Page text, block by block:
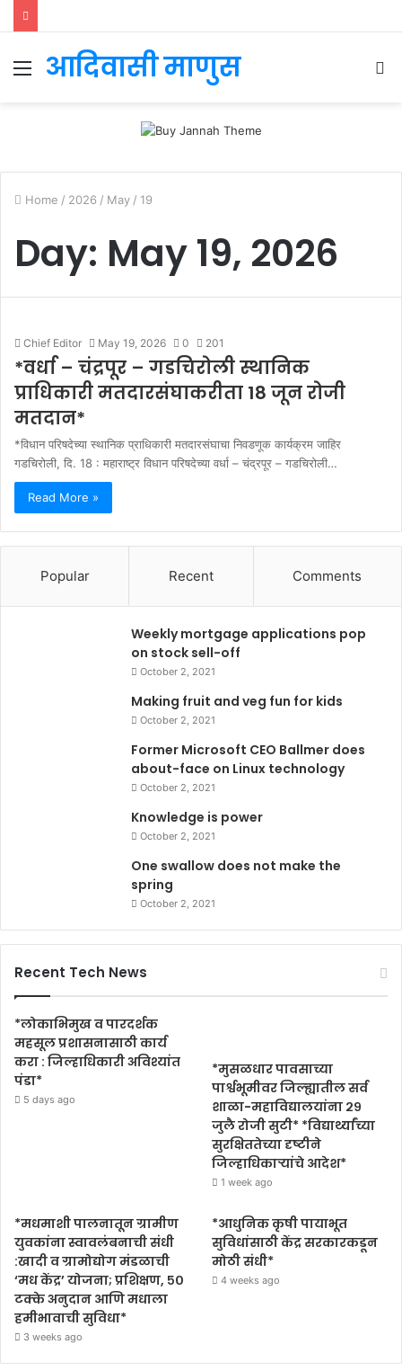
Menuआदिवासी माणुस
Home / 2026 / May / 19
Day: May 19, 2026
Chief Editor May 19, 2026 0 201
*वर्धा – चंद्रपूर – गडचिरोली स्थानिक
प्राधिकारी मतदारसंघाकरीता 18 जून रोजी
मतदान*
*विधान परिषदेच्या स्थानिक प्राधिकारी मतदारसंघाचा निवडणूक कार्यक्रम जाहिर
गडचिरोली, दि. 18 : महाराष्ट्र विधान परिषदेच्या वर्धा – चंद्रपूर – गडचिरोली…
Read More »
Popular Recent Comments
Weekly mortgage applications pop
on stock sell-off
October 2, 2021
Making fruit and veg fun for kids
October 2, 2021
Former Microsoft CEO Ballmer does
about-face on Linux technology
October 2, 2021
Knowledge is power
October 2, 2021
One swallow does not make the
spring
October 2, 2021
Recent Tech News
*लोकाभिमुख व पारदर्शक
महसूल प्रशासनासाठी कार्य
करा : जिल्हाधिकारी अविश्यांत
पंडा*
5 days ago
*मुसळधार पावसाच्या
पार्श्वभूमीवर जिल्ह्यातील सर्व
शाळा-महाविद्यालयांना २९
जुलै रोजी सुटी* *विद्यार्थ्यांच्या
सुरक्षिततेच्या दृष्टीने
जिल्हाधिकाऱ्यांचे आदेश*
1 week ago
*मधमाशी पालनातून ग्रामीण
युवकांना स्वावलंबनाची संधी
:खादी व ग्रामोद्योग मंडळाची
‘मध केंद्र’ योजना; प्रशिक्षण, ५०
टक्के अनुदान आणि मधाला
हमीभावाची सुविधा*
3 weeks ago
*आधुनिक कृषी पायाभूत
सुविधांसाठी केंद्र सरकारकडून
मोठी संधी*
4 weeks ago